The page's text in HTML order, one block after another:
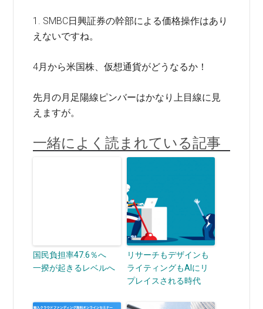
1. SMBC日興証券の幹部による価格操作はあり
えないですね。
4月から米国株、仮想通貨がどうなるか！
先月の月足陽線ピンバーはかなり上目線に見
えますが。
一緒によく読まれている記事
国民負担率47.6％へ
一揆が起きるレベルへ
リサーチもデザインも
ライティングもAIにリ
プレイスされる時代